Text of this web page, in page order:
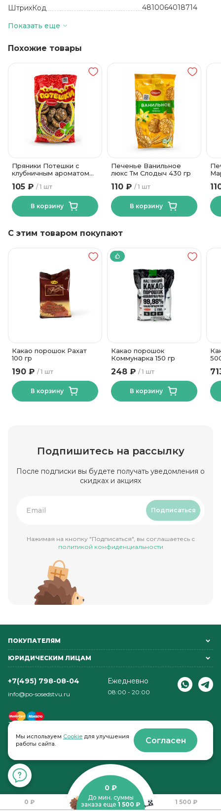
ШтрихКод
4810064018714
Артикул
Вид
Печенье сдобное
Жиры, в граммах (на 100 г)
15
Количество в упаковке
13
Срок годности
12 месяцев
Температура хранения
18+-3
67
Бренд
ОАО Кондитерская
фабрика "Слодыч"
Показать еще
Похожие товары
Пряники Потешки с
клубничным ароматом
1 шт
105 ₽
В корзину
Печенье Ванильное
люкс Тм Слодыч 430 гр
1 шт
110 ₽
В корзину
С этим товаром покупают
Какао порошок Рахат
100 гр
1 шт
190 ₽
В корзину
Какао порошок
Коммунарка 150 гр
1 шт
248 ₽
В корзину
Подпишитесь на рассылку
После подписки вы будете получать уведомления о
скидках и акциях
Подписаться
Нажимая на кнопку "Подписаться", вы соглашаетесь с
политикой конфиденциальности
ПОКУПАТЕЛЯМ
ЮРИДИЧЕСКИМ ЛИЦАМ
+7(495) 798-08-04
info@po-sosedstvu.ru
Ежедневно
08:00 - 20:00
© 2022-2026 . По соседству
0 ₽
0 ₽
До мин. суммы
заказа еще 1 500 ₽ 1 500 ₽
Мы используем Cookie для улучшения
работы сайта.
Согласен